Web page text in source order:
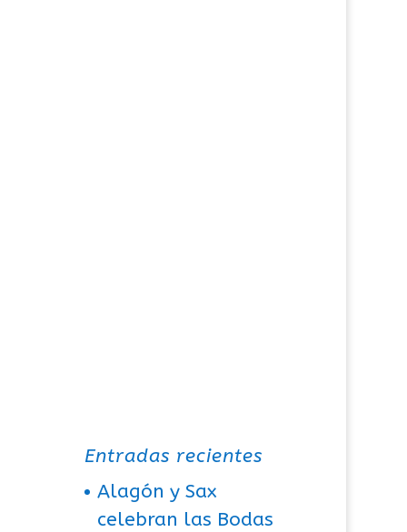
Entradas recientes
Alagón y Sax
celebran las Bodas